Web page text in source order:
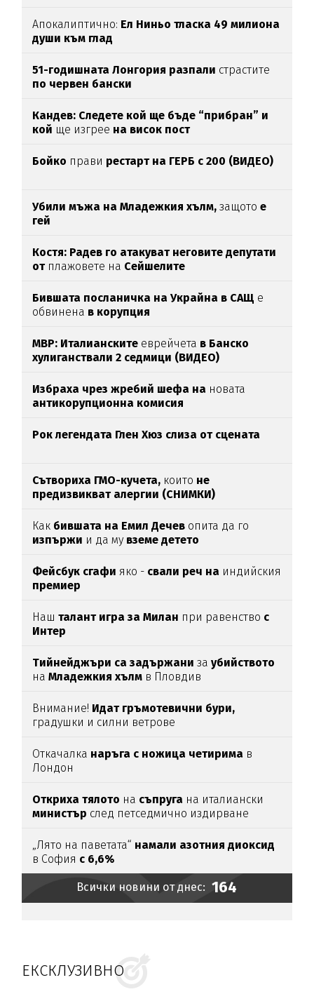
Апокалиптично: Ел Ниньо тласка 49 милиона
души към глад
51-годишната Лонгория разпали страстите
по червен бански
Кандев: Следете кой ще бъде “прибран” и
кой ще изгрее на висок пост
Бойко прави рестарт на ГЕРБ с 200 (ВИДЕО)
Убили мъжа на Младежкия хълм,защото е
гей
Костя: Радев го атакуват неговите депутати
отплажовете на Сейшелите
Бившата посланичка на Украйна в САЩ е
обвинена в корупция
МВР: Италианските еврейчета в Банско
хулиганствали 2 седмици (ВИДЕО)
Избраха чрез жребий шефа на новата
антикорупционна комисия
Рок легендата Глен Хюз слиза от сцената
Сътвориха ГМО-кучета, които не
предизвикват алергии (СНИМКИ)
Как бившата на Емил Дечев опита да го
изпържи и да му вземе детето
Фейсбук сгафи яко - свали реч на индийския
премиер
Нашталант игра за Милан при равенство с
Интер
Тийнейджъри са задържани за убийството
наМладежкия хълм в Пловдив
Внимание! Идат гръмотевични бури,
градушки и силни ветрове
Откачалка наръга с ножица четирима в
Лондон
Откриха тялото на съпруга на италиански
министър след петседмично издирване
„Лято на паветата“ намали азотния диоксид
в София с 6,6%
Всички новини от днес: 164
ЕКСКЛУЗИВНО